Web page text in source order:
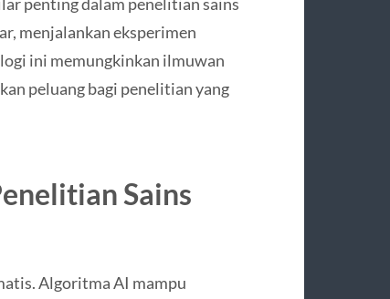
menjalankan eksperimen
ini memungkinkan ilmuwan
peluang bagi penelitian yang
Sains
Algoritma AI mampu